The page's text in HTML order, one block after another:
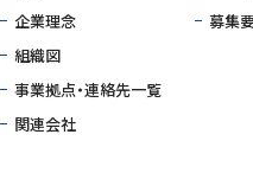
企業理念
組織図
事業拠点・連絡先一覧
関連会社
募集